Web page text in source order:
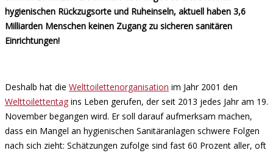
hygienischen Rückzugsorte und Ruheinseln, aktuell haben 3,6
Milliarden Menschen keinen Zugang zu sicheren sanitären
Einrichtungen!
Deshalb hat die Welttoilettenorganisation im Jahr 2001 den
Welttoilettentag ins Leben gerufen, der seit 2013 jedes Jahr am 19.
November begangen wird. Er soll darauf aufmerksam machen,
dass ein Mangel an hygienischen Sanitäranlagen schwere Folgen
nach sich zieht: Schätzungen zufolge sind fast 60 Prozent aller, oft